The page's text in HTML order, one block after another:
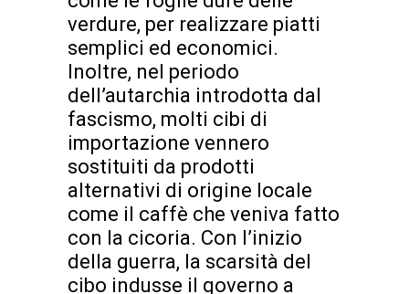
verdure, per realizzare piatti
semplici ed economici.
Inoltre, nel periodo
dell’autarchia introdotta dal
fascismo, molti cibi di
importazione vennero
sostituiti da prodotti
alternativi di origine locale
come il caffè che veniva fatto
con la cicoria. Con l’inizio
della guerra, la scarsità del
cibo indusse il governo a